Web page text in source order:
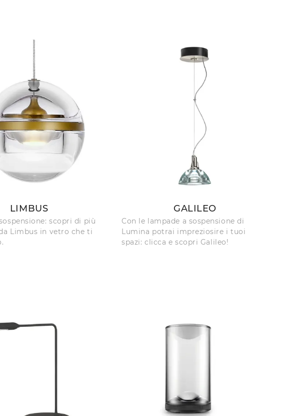
LIMBUS
scopri di più
Limbus in vetro che ti
GALILEO
Con le lampade a sospensione di
Lumina potrai impreziosire i tuoi
spazi: clicca e scopri Galileo!